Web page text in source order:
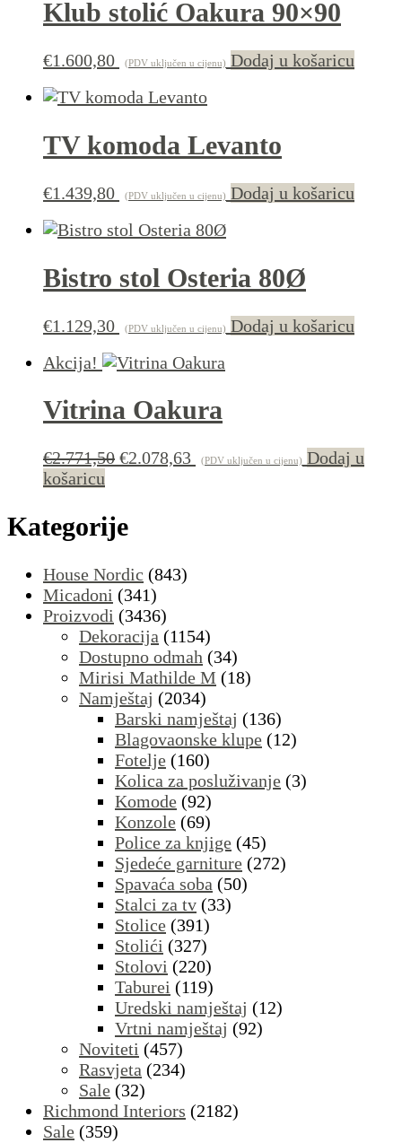
Klub stolić Oakura 90×90
€1.600,80 (PDV uključen u cijenu) Dodaj u košaricu
TV komoda Levanto
€1.439,80 (PDV uključen u cijenu) Dodaj u košaricu
Bistro stol Osteria 80Ø
€1.129,30 (PDV uključen u cijenu) Dodaj u košaricu
Akcija!
Vitrina Oakura
€2.771,50 Izvorna
je:
€2.771,50.
€2.078,63Trenutna
(PDV uključen u cijenu) Dodaj u
košaricu
Kategorije
House Nordic (843)
Micadoni (341)
Proizvodi (3436)
Dekoracija (1154)
Dostupno odmah (34)
Mirisi Mathilde M (18)
Namještaj (2034)
Barski namještaj (136)
Blagovaonske klupe (12)
Fotelje (160)
Kolica za posluživanje (3)
Komode (92)
Konzole (69)
Police za knjige (45)
Sjedeće garniture (272)
Spavaća soba (50)
Stalci za tv (33)
Stolice (391)
Stolići (327)
Stolovi (220)
Taburei (119)
Uredski namještaj (12)
Vrtni namještaj (92)
Noviteti (457)
Rasvjeta (234)
Sale (32)
Richmond Interiors (2182)
Sale (359)